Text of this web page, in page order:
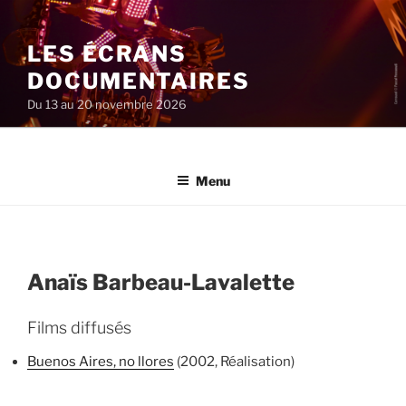
au
contenu
principal
LES ÉCRANS
DOCUMENTAIRES
Du 13 au 20 novembre 2026
Menu
Anaïs Barbeau-Lavalette
Films diffusés
Buenos Aires, no llores (2002, Réalisation)